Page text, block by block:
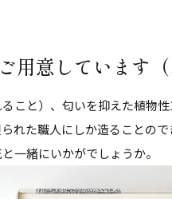
用意しています（
こと）、匂いを抑えた植物
れた職人にしか造ることの
一緒にいかがでしょうか。